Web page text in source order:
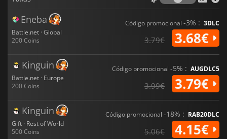
Eneba
Battle.net · Global
200 Coins
Código promocional -3% : 3DLC
3.79€ 3.68€
Kinguin
Battle.net · Europe
200 Coins
Código promocional -5% : AUGDLC5
3.99€ 3.79€
Kinguin
Gift · Rest of World
500 Coins
Código promocional -18% : RAB20DLC
5.06€ 4.15€